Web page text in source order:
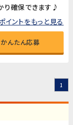
り確保できます♪
イントをもっと見る
かんたん応募
1